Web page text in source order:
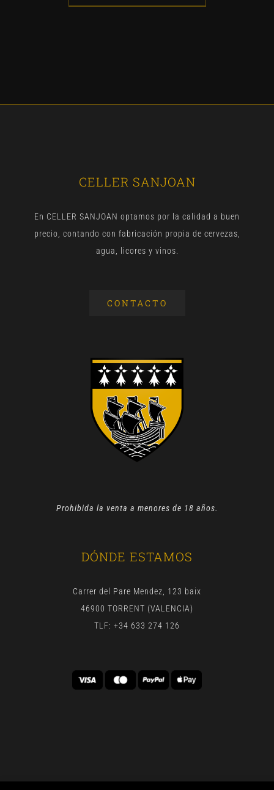
CELLER SANJOAN
En CELLER SANJOAN optamos por la calidad a buen
precio, contando con fabricación propia de cervezas,
agua, licores y vinos.
CONTACTO
Prohibida la venta a menores de 18 años.
DÓNDE ESTAMOS
Carrer del Pare Mendez, 123 baix
46900 TORRENT (VALENCIA)
TLF: +34 633 274 126